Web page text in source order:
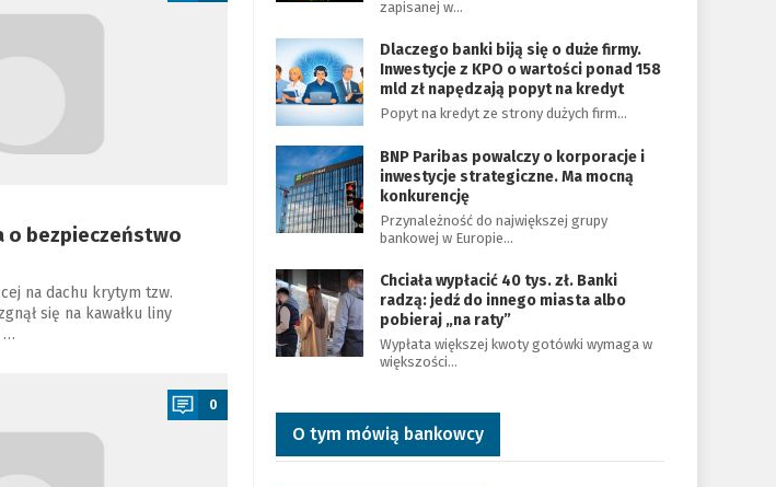
o bezpieczeństwo
na dachu krytym tzw.
się na kawałku liny
…
0
zapisanej w…
Dlaczego banki biją się o duże firmy.
Inwestycje z KPO o wartości ponad 158
mld zł napędzają popyt na kredyt
Popyt na kredyt ze strony dużych firm…
BNP Paribas powalczy o korporacje i
inwestycje strategiczne. Ma mocną
konkurencję
Przynależność do największej grupy
bankowej w Europie…
Chciała wypłacić 40 tys. zł. Banki
radzą: jedź do innego miasta albo
pobieraj „na raty”
Wypłata większej kwoty gotówki wymaga w
większości…
O tym mówią bankowcy